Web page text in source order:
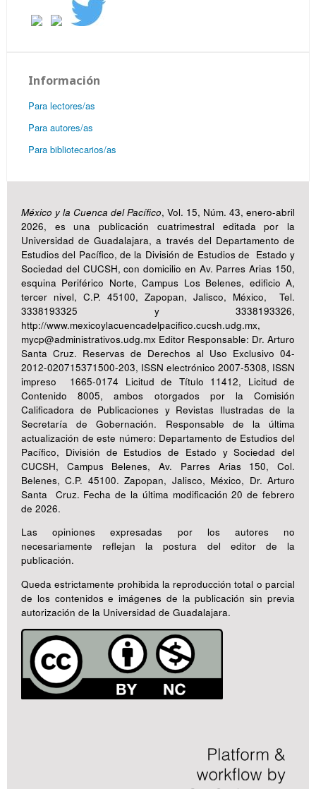
Información
Para lectores/as
Para autores/as
Para bibliotecarios/as
México y la Cuenca del Pacífico, Vol. 15, Núm. 43, enero-abril
2026, es una publicación cuatrimestral editada por la
Universidad de Guadalajara, a través del Departamento de
Estudios del Pacífico, de la División de Estudios de Estado y
Sociedad del CUCSH, con domicilio en Av. Parres Arias 150,
esquina Periférico Norte, Campus Los Belenes, edificio A,
tercer nivel, C.P. 45100, Zapopan, Jalisco, México, Tel.
3338193325 y 3338193326,
http://www.mexicoylacuencadelpacifico.cucsh.udg.mx,
mycp@administrativos.udg.mx Editor Responsable: Dr. Arturo
Santa Cruz. Reservas de Derechos al Uso Exclusivo 04-
2012-020715371500-203, ISSN electrónico 2007-5308, ISSN
impreso 1665-0174 Licitud de Título 11412, Licitud de
Contenido 8005, ambos otorgados por la Comisión
Calificadora de Publicaciones y Revistas Ilustradas de la
Secretaría de Gobernación. Responsable de la última
actualización de este número: Departamento de Estudios del
Pacífico, División de Estudios de Estado y Sociedad del
CUCSH, Campus Belenes, Av. Parres Arias 150, Col.
Belenes, C.P. 45100. Zapopan, Jalisco, México, Dr. Arturo
Santa Cruz. Fecha de la última modificación 20 de febrero
de 2026.
Las opiniones expresadas por los autores no
necesariamente reflejan la postura del editor de la
publicación.
Queda estrictamente prohibida la reproducción total o parcial
de los contenidos e imágenes de la publicación sin previa
autorización de la Universidad de Guadalajara.